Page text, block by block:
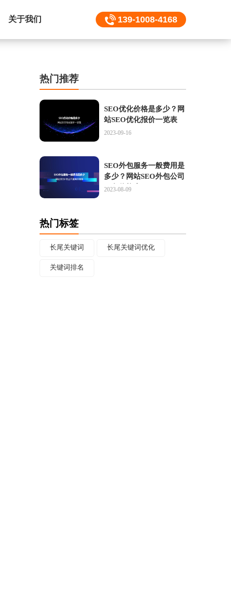
关于我们 139-1008-4168
热门推荐
SEO优化价格是多少？网
站SEO优化报价一览表
2023-09-16
SEO外包服务一般费用是
多少？网站SEO外包公司
服务价格表
2023-08-09
热门标签
长尾关键词 长尾关键词优化
关键词排名